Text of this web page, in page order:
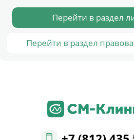
Перейти в раздел
Перейти в раздел